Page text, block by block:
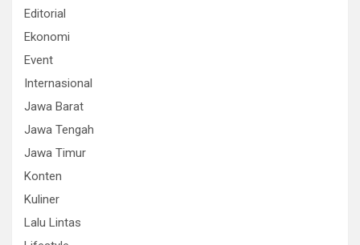
Editorial
Ekonomi
Event
Internasional
Jawa Barat
Jawa Tengah
Jawa Timur
Konten
Kuliner
Lalu Lintas